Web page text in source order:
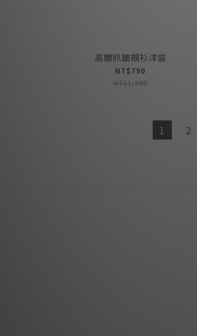
高腰抓皺襯衫洋裝
NT$790
NT$1,090
1 2